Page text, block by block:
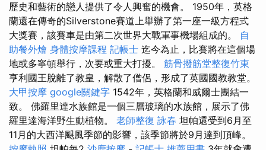
歷史和藝術的戀人提供了令人興奮的機會。 1950年，英格
蘭還在傳奇的Silverstone賽道上舉辦了第一座一級方程式
大獎賽，該賽車是由第二次世界大戰軍事機場組成的。 自
助餐外燴 身體按摩課程 記帳士 迄今為止，比賽將在這個場
地或多寧頓舉行，次要或重大打擾。 筋骨撥筋堂整復竹東
亨利國王脫離了教皇，解散了僧侶，形成了英國國教教堂。
大甲按摩 google關鍵字 1542年，英格蘭和威爾士團結一
致。 佛羅里達水族館是一個三層玻璃的水族館，展示了佛
羅里達海洋野生動植物。 老師整復 詠春 坦帕還受到6月至
11月的大西洋颶風季節的影響，該季節將於9月達到頂峰。